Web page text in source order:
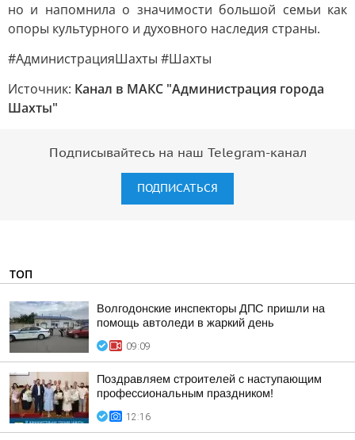
но и напомнила о значимости большой семьи как
опоры культурного и духовного наследия страны.
#АдминистрацияШахты #Шахты
Источник: Канал в МАКС "Администрация города
Шахты"
Подписывайтесь на наш Telegram-канал
ПОДПИСАТЬСЯ
ТОП
Волгодонские инспекторы ДПС пришли на
помощь автоледи в жаркий день
09:09
Поздравляем строителей с наступающим
профессиональным праздником!
12:16